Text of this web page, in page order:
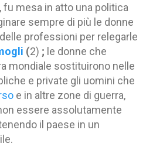
fu mesa in atto una politica
sempre di più le donne
professioni per relegarle
(2) ; le donne che
mondiale sostituirono nelle
e private gli uomini che
e in altre zone di guerra,
essere assolutamente
il paese in un